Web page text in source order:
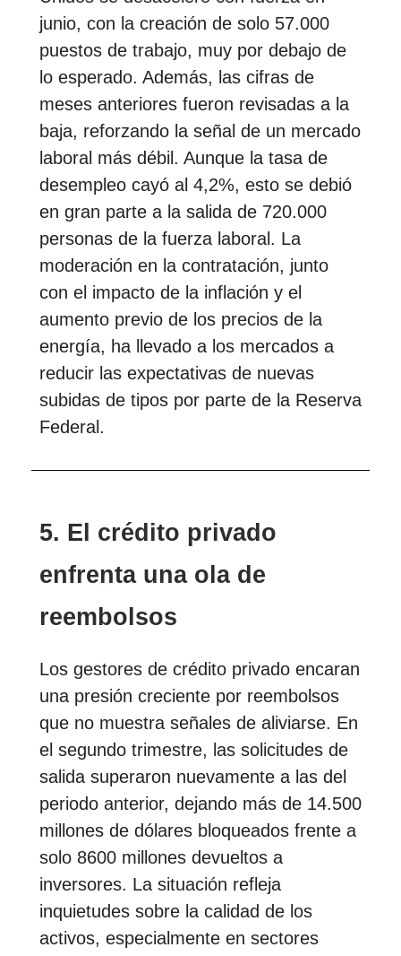
junio, con la creación de solo 57.000
puestos de trabajo, muy por debajo de
lo esperado. Además, las cifras de
meses anteriores fueron revisadas a la
baja, reforzando la señal de un mercado
laboral más débil. Aunque la tasa de
desempleo cayó al 4,2%, esto se debió
en gran parte a la salida de 720.000
personas de la fuerza laboral. La
moderación en la contratación, junto
con el impacto de la inflación y el
aumento previo de los precios de la
energía, ha llevado a los mercados a
reducir las expectativas de nuevas
subidas de tipos por parte de la Reserva
Federal.
5. El crédito privado
enfrenta una ola de
reembolsos
Los gestores de crédito privado encaran
una presión creciente por reembolsos
que no muestra señales de aliviarse. En
el segundo trimestre, las solicitudes de
salida superaron nuevamente a las del
periodo anterior, dejando más de 14.500
millones de dólares bloqueados frente a
solo 8600 millones devueltos a
inversores. La situación refleja
inquietudes sobre la calidad de los
activos, especialmente en sectores